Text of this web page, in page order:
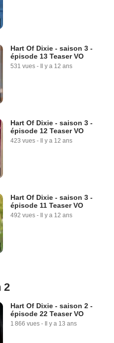
Hart Of Dixie - saison 3 -
épisode 13 Teaser VO
531 vues - Il y a 12 ans
Hart Of Dixie - saison 3 -
épisode 12 Teaser VO
423 vues - Il y a 12 ans
Hart Of Dixie - saison 3 -
épisode 11 Teaser VO
492 vues - Il y a 12 ans
2
Hart Of Dixie - saison 2 -
épisode 22 Teaser VO
1 866 vues - Il y a 13 ans